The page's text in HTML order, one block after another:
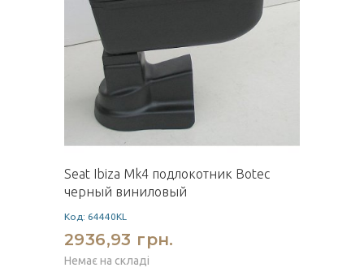
Seat Ibiza Mk4 подлокотник Botec
черный виниловый
Код: 64440KL
2936,93 грн.
Немає на складі